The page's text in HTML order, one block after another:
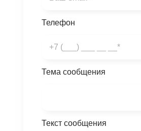
Телефон
Тема сообщения
Текст сообщения